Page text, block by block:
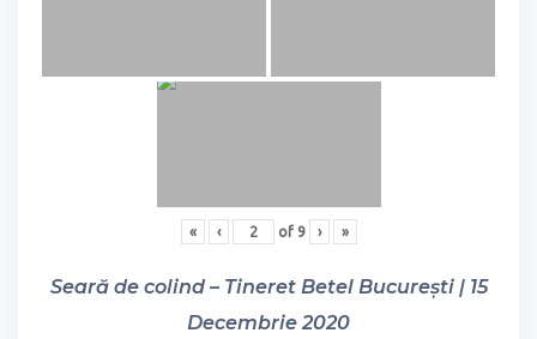
« ‹ of 9 › »
Seară de colind – Tineret Betel București | 15
Decembrie 2020